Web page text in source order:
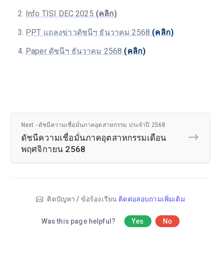
Info TISI DEC 2025 (คลิก)
PPT แถลงข่าวดัชนีฯ ธันวาคม 2568 (คลิก)
Paper ดัชนีฯ ธันวาคม 2568 (คลิก)
Next - ดัชนีความเชื่อมั่นภาคอุตสาหกรรม ประจำปี 2568
ดัชนีความเชื่อมั่นภาคอุตสาหกรรมเดือน
พฤศจิกายน 2568
ติดปัญหา / ข้อร้องเรียน ติดต่อสอบถามเพิ่มเติม
Was this page helpful? Yes No